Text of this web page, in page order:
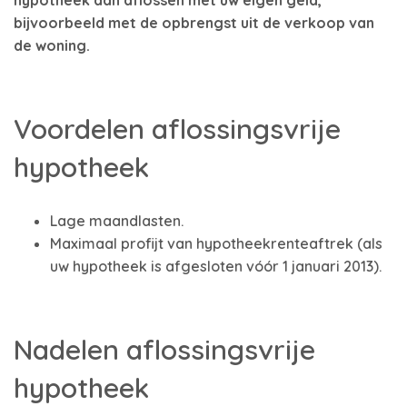
bijvoorbeeld met de opbrengst uit de verkoop van
de woning.
Voordelen aflossingsvrije
hypotheek
Lage maandlasten.
Maximaal profijt van hypotheekrenteaftrek (als
uw hypotheek is afgesloten vóór 1 januari 2013).
Nadelen aflossingsvrije
hypotheek